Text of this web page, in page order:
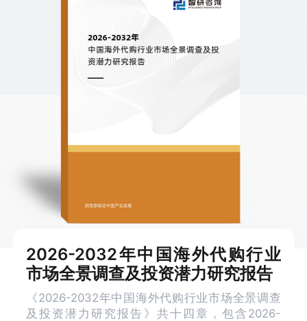
2026-2032年中国海外代购行业
市场全景调查及投资潜力研究报告
《2026-2032年中国海外代购行业市场全景调查
及投资潜力研究报告》共十四章，包含2026-